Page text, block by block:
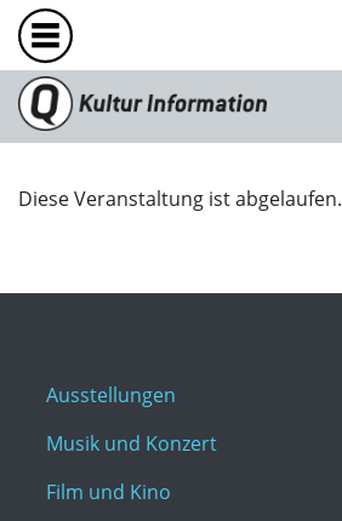
Diese Veranstaltung ist abgelaufen.
Ausstellungen
Musik und Konzert
Film und Kino